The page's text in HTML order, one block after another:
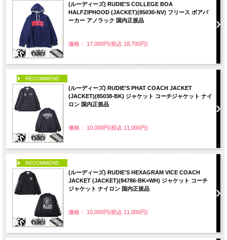
(ルーディーズ) RUDIE'S COLLEGE BOA
HALFZIPHOOD (JACKET)(85030-NV) フリース ボアパ
ーカー アノラック 国内正規品
価格： 17,000円(税込 18,700円)
(ルーディーズ) RUDIE'S PHAT COACH JACKET
(JACKET)(85038-BK) ジャケット コーチジャケット ナイ
ロン 国内正規品
価格： 10,000円(税込 11,000円)
(ルーディーズ) RUDIE'S HEXAGRAM VICE COACH
JACKET (JACKET)(84786-BK×WH) ジャケット コーチ
ジャケット ナイロン 国内正規品
価格： 10,000円(税込 11,000円)